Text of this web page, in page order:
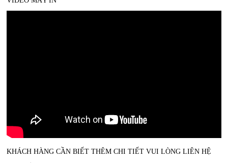
KHÁCH HÀNG CẦN BIẾT THÊM CHI TIẾT VUI LÒNG LIÊN HỆ